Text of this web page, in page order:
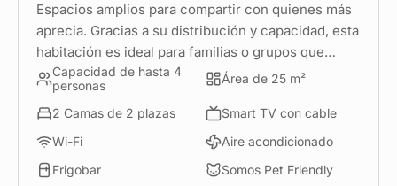
Espacios amplios para compartir con quienes más
aprecia. Gracias a su distribución y capacidad, esta
habitación es ideal para familias o grupos que
buscan comodidad.
Capacidad de hasta 4
personas
Área de 25 m²
2 Camas de 2 plazas
Smart TV con cable
Wi-Fi
Aire acondicionado
Frigobar
Somos Pet Friendly